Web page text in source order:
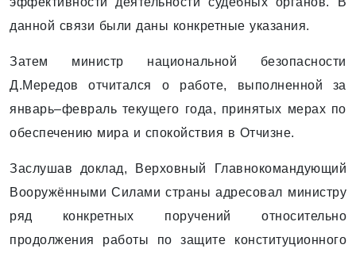
данной связи были даны конкретные указания.
Затем министр национальной безопасности
Д.Мередов отчитался о работе, выполненной за
январь–февраль текущего года, принятых мерах по
обеспечению мира и спокойствия в Отчизне.
Заслушав доклад, Верховный Главнокомандующий
Вооружёнными Силами страны адресовал министру
ряд конкретных поручений относительно
продолжения работы по защите конституционного